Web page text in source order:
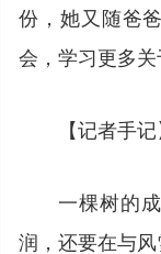
份，她又随爸
会，学习更多关
【记者手记
一棵树的
润，还要在与风